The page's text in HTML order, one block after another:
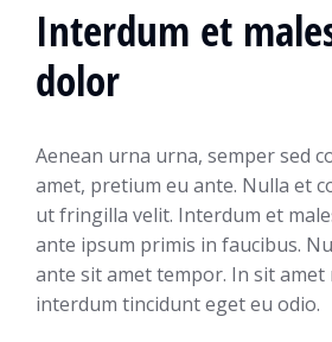
Interdum et
dolor
Aenean urna urna, semper sed
amet, pretium eu ante. Nulla et
ut fringilla velit. Interdum et
ante ipsum primis in faucibus.
ante sit amet tempor. In sit amet
interdum tincidunt eget eu odio.